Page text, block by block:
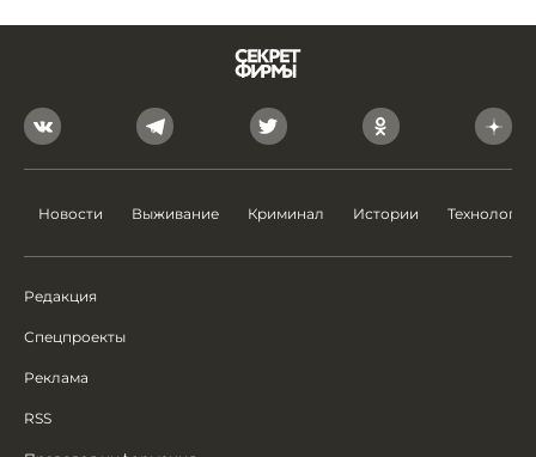
Новости Выживание Криминал Истории Технологии
Редакция
Спецпроекты
Реклама
RSS